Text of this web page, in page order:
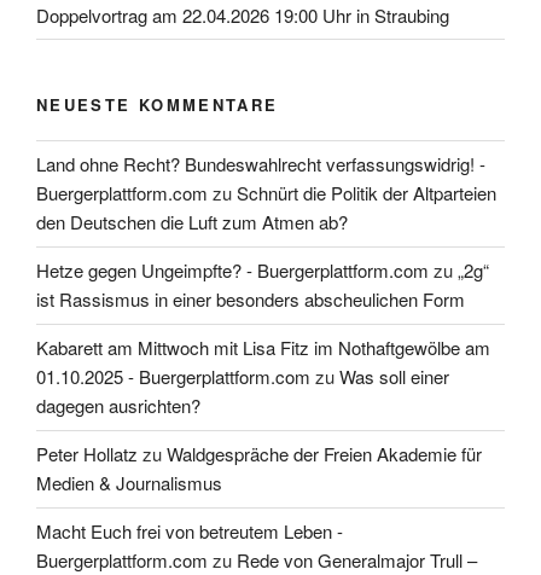
Doppelvortrag am 22.04.2026 19:00 Uhr in Straubing
NEUESTE KOMMENTARE
Land ohne Recht? Bundeswahlrecht verfassungswidrig! -
Buergerplattform.com zuSchnürt die Politik der Altparteien
den Deutschen die Luft zum Atmen ab?
Hetze gegen Ungeimpfte? - Buergerplattform.com zu„2g“
ist Rassismus in einer besonders abscheulichen Form
Kabarett am Mittwoch mit Lisa Fitz im Nothaftgewölbe am
01.10.2025 - Buergerplattform.com zuWas soll einer
dagegen ausrichten?
Peter Hollatz zuWaldgespräche der Freien Akademie für
Medien & Journalismus
Macht Euch frei von betreutem Leben -
Buergerplattform.com zu Rede von Generalmajor Trull –